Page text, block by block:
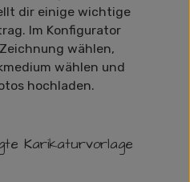
dir einige wichtige
Im Konfigurator
wählen,
wählen und
hochladen.
Karikaturvorlage